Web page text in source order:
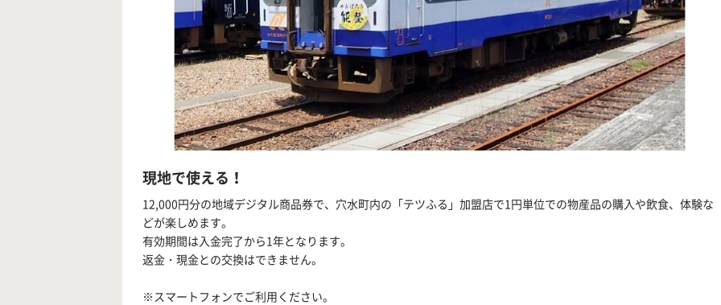
現地で使える！
12,000円分の地域デジタル商品券で、穴水町内の「テツふる」加盟店で1円単位での物産品の購入や飲食、体験な
どが楽しめます。
有効期間は入金完了から1年となります。
返金・現金との交換はできません。
※スマートフォンでご利用ください。